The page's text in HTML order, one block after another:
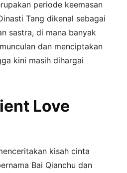
periode keemasan
Tang dikenal sebagai
sastra, di mana banyak
dan menciptakan
kini masih dihargai
Love
kisah cinta
Bai Qianchu dan